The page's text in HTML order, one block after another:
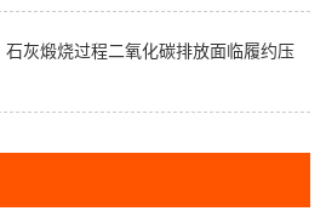
灰煅烧过程二氧化碳排放面临履约压